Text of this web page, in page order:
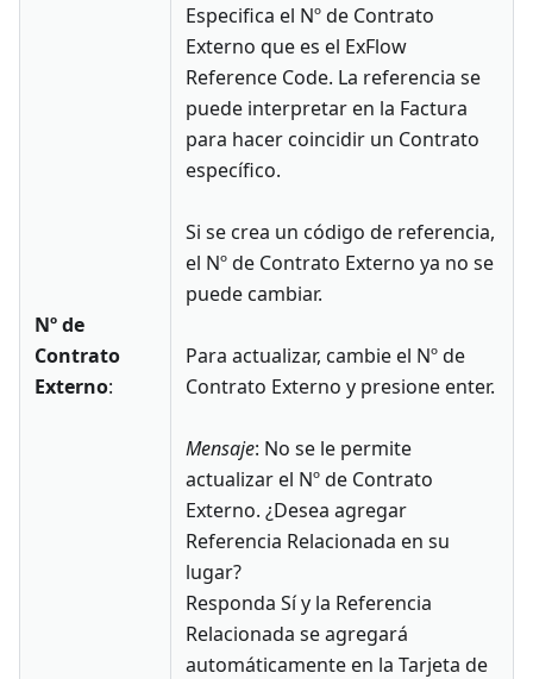
Nº de
Contrato
Externo:
Especifica el Nº de Contrato
Externo que es el ExFlow
Reference Code. La referencia se
puede interpretar en la Factura
para hacer coincidir un Contrato
específico.
Si se crea un código de referencia,
el Nº de Contrato Externo ya no se
puede cambiar.
Para actualizar, cambie el Nº de
Contrato Externo y presione enter.
Mensaje: No se le permite
actualizar el Nº de Contrato
Externo. ¿Desea agregar
Referencia Relacionada en su
lugar?
Responda Sí y la Referencia
Relacionada se agregará
automáticamente en la Tarjeta de